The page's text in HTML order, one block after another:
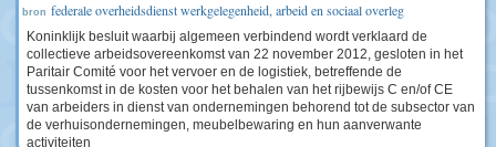
bron federale overheidsdienst werkgelegenheid, arbeid en sociaal overleg
Koninklijk besluit waarbij algemeen verbindend wordt verklaard de
collectieve arbeidsovereenkomst van 22 november 2012, gesloten in het
Paritair Comité voor het vervoer en de logistiek, betreffende de
tussenkomst in de kosten voor het behalen van het rijbewijs C en/of CE
van arbeiders in dienst van ondernemingen behorend tot de subsector van
de verhuisondernemingen, meubelbewaring en hun aanverwante
activiteiten